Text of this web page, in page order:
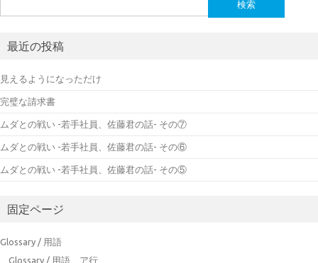
索:
最近の投稿
見えるようになっただけ
完璧な請求書
ムダとの戦い -若手社員、佐藤君の話- その⑦
ムダとの戦い -若手社員、佐藤君の話- その⑥
ムダとの戦い -若手社員、佐藤君の話- その⑤
固定ページ
Glossary / 用語
Glossary / 用語 ア行